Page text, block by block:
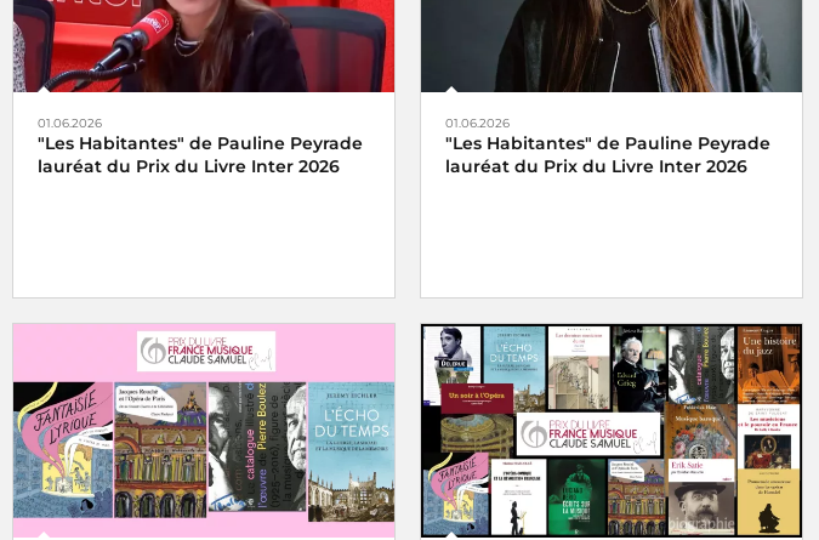
01.06.2026
"Les Habitantes" de Pauline Peyrade
lauréat du Prix du Livre Inter 2026
01.06.2026
"Les Habitantes" de Pauline Peyrade
lauréat du Prix du Livre Inter 2026